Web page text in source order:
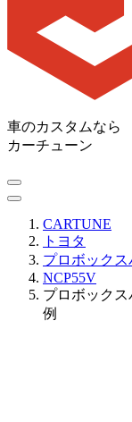
車のカスタムなら
カーチューン
CARTUNE
トヨタ
プロボックス
NCP55V
プロボック
例